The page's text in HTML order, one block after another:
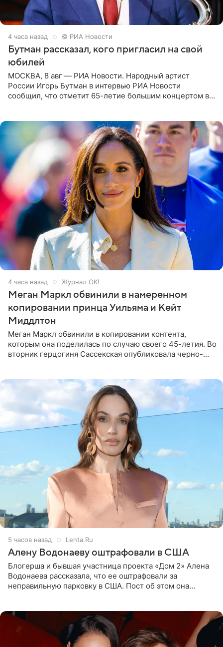
4 часа назад © РИА Новости
Бутман рассказал, кого пригласил на свой
юбилей
МОСКВА, 8 авг — РИА Новости. Народный артист
России Игорь Бутман в интервью РИА Новости
сообщил, что отметит 65-летие большим концертом в
4 часа назад Журнал OK!
Меган Маркл обвинили в намеренном
копировании принца Уильяма и Кейт
Миддлтон
Меган Маркл обвинили в копировании контента,
которым она поделилась по случаю своего 45-летия. Во
вторник герцогиня Сассекская опубликовала черно-
5 часов назад Lenta.Ru
Алену Водонаеву оштрафовали в США
Блогерша и бывшая участница проекта «Дом 2» Алена
Водонаева рассказала, что ее оштрафовали за
неправильную парковку в США. Пост об этом она